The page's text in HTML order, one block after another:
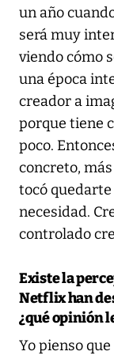
un año
será muy
viendo cómo
una época
creador a
porque tiene
poco.
concreto,
tocó
necesidad.
controlado
Existe la
Netflix han
¿qué opinión
Yo pienso